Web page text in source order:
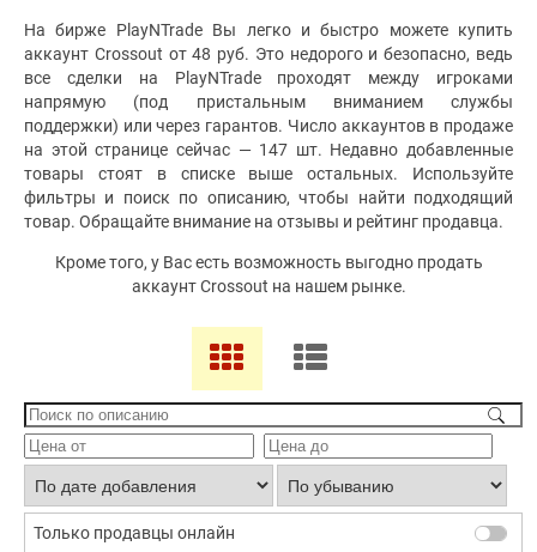
На бирже PlayNTrade Вы легко и быстро можете купить
аккаунт Crossout от 48 руб. Это недорого и безопасно, ведь
все сделки на PlayNTrade проходят между игроками
напрямую (под пристальным вниманием службы
поддержки) или через гарантов. Число аккаунтов в продаже
на этой странице сейчас — 147 шт. Недавно добавленные
товары стоят в списке выше остальных. Используйте
фильтры и поиск по описанию, чтобы найти подходящий
товар. Обращайте внимание на отзывы и рейтинг продавца.
Кроме того, у Вас есть возможность выгодно продать
аккаунт Crossout на нашем рынке.
Только продавцы онлайн